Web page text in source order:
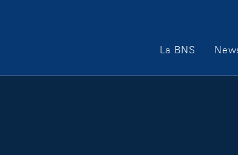
Main Navigation
La BNS